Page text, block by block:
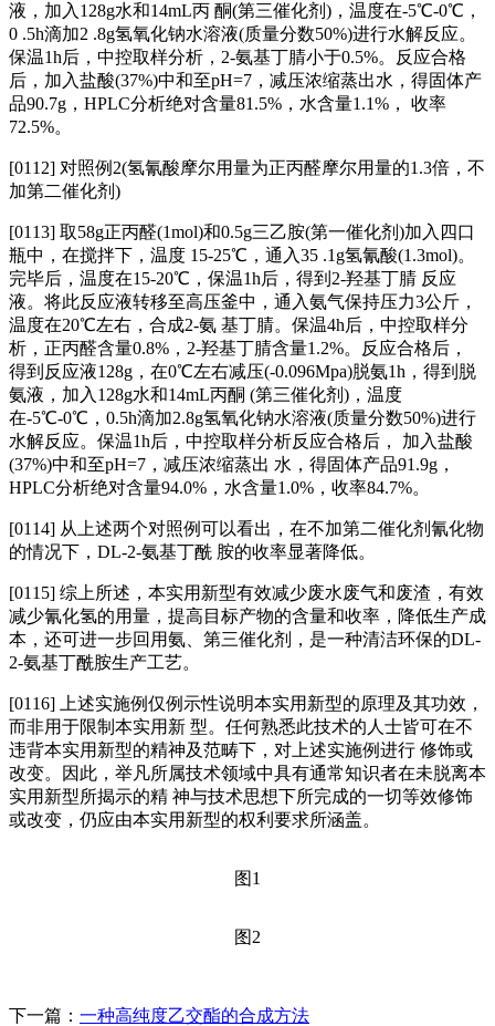
液，加入128g水和14mL丙 酮(第三催化剂)，温度在-5℃-0℃，
0 .5h滴加2 .8g氢氧化钠水溶液(质量分数50%)进行水解反应。
保温1h后，中控取样分析，2-氨基丁腈小于0.5%。反应合格
后，加入盐酸(37%)中和至pH=7，减压浓缩蒸出水，得固体产
品90.7g，HPLC分析绝对含量81.5%，水含量1.1%， 收率
72.5%。
[0112] 对照例2(氢氰酸摩尔用量为正丙醛摩尔用量的1.3倍，不
加第二催化剂)
[0113] 取58g正丙醛(1mol)和0.5g三乙胺(第一催化剂)加入四口
瓶中，在搅拌下，温度 15-25℃，通入35 .1g氢氰酸(1.3mol)。
完毕后，温度在15-20℃，保温1h后，得到2-羟基丁腈 反应
液。将此反应液转移至高压釜中，通入氨气保持压力3公斤，
温度在20℃左右，合成2-氨 基丁腈。保温4h后，中控取样分
析，正丙醛含量0.8%，2-羟基丁腈含量1.2%。反应合格后，
得到反应液128g，在0℃左右减压(-0.096Mpa)脱氨1h，得到脱
氨液，加入128g水和14mL丙酮 (第三催化剂)，温度
在-5℃-0℃，0.5h滴加2.8g氢氧化钠水溶液(质量分数50%)进行
水解反应。保温1h后，中控取样分析反应合格后， 加入盐酸
(37%)中和至pH=7，减压浓缩蒸出 水，得固体产品91.9g，
HPLC分析绝对含量94.0%，水含量1.0%，收率84.7%。
[0114] 从上述两个对照例可以看出，在不加第二催化剂氰化物
的情况下，DL-2-氨基丁酰 胺的收率显著降低。
[0115] 综上所述，本实用新型有效减少废水废气和废渣，有效
减少氰化氢的用量，提高目标产物的含量和收率，降低生产成
本，还可进一步回用氨、第三催化剂，是一种清洁环保的DL-
2-氨基丁酰胺生产工艺。
[0116] 上述实施例仅例示性说明本实用新型的原理及其功效，
而非用于限制本实用新 型。任何熟悉此技术的人士皆可在不
违背本实用新型的精神及范畴下，对上述实施例进行 修饰或
改变。因此，举凡所属技术领域中具有通常知识者在未脱离本
实用新型所揭示的精 神与技术思想下所完成的一切等效修饰
或改变，仍应由本实用新型的权利要求所涵盖。
图1
图2
下一篇： 一种高纯度乙交酯的合成方法